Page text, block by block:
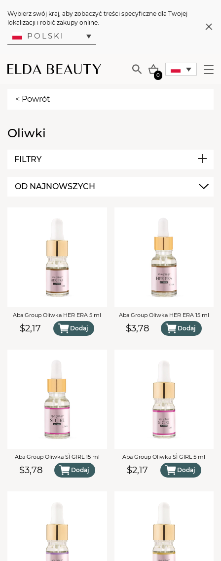
Wybierz swój kraj, aby zobaczyć treści specyficzne dla Twojej
lokalizacji i robić zakupy online.
POLSKI
0
TWÓJ KOSZYK (
< Powrót
Oliwki
FILTRY
Aba Group
OD NAJNOWSZYCH
Aba Group Oliwka HER ERA 5 ml
$2,17 Dodaj
Aba Group Oliwka HER ERA 15 ml
$3,78 Dodaj
Aba Group Oliwka SÌ GIRL 15 ml
$3,78 Dodaj
Aba Group Oliwka SÌ GIRL 5 ml
$2,17 Dodaj